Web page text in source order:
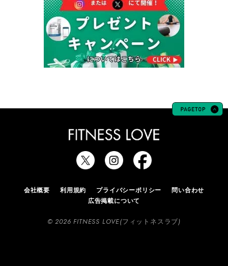
会社概要 利用規約 プライバシーポリシー
問い合わせ
広告掲載について
© 2026 FITNESS LOVE(フィットネスラブ)